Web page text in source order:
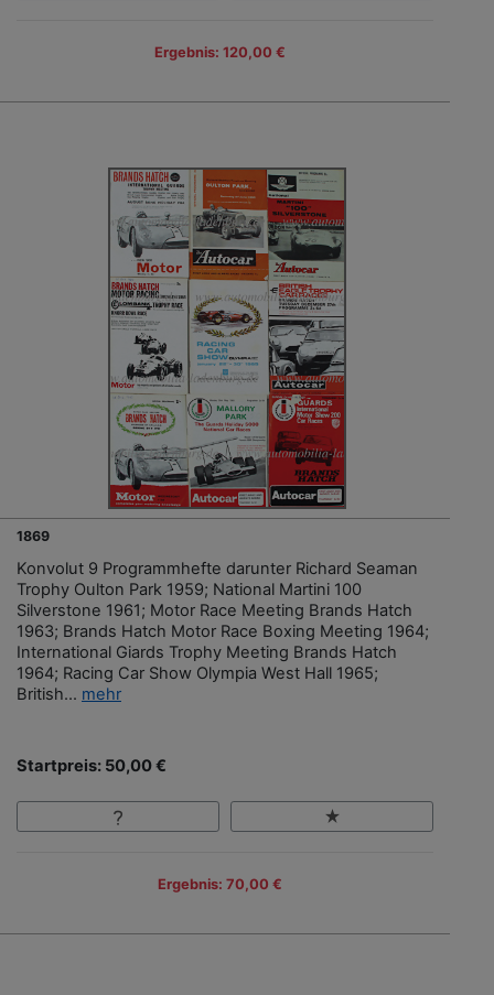
Ergebnis: 120,00 €
1869
Konvolut 9 Programmhefte darunter Richard Seaman
Trophy Oulton Park 1959; National Martini 100
Silverstone 1961; Motor Race Meeting Brands Hatch
1963; Brands Hatch Motor Race Boxing Meeting 1964;
International Giards Trophy Meeting Brands Hatch
1964; Racing Car Show Olympia West Hall 1965;
British... mehr
Startpreis: 50,00 €
Ergebnis: 70,00 €